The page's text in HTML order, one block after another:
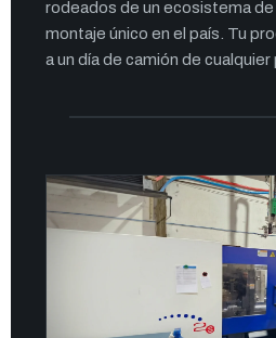
rodeados de un ecosistema
montaje único en el país. Tu
a un día de camión de